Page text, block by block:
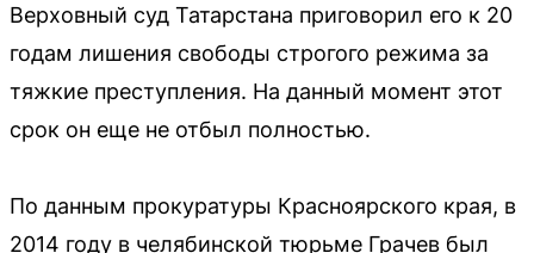
Верховный суд Татарстана приговорил его к 20
годам лишения свободы строгого режима за
тяжкие преступления. На данный момент этот
срок он еще не отбыл полностью.
По данным прокуратуры Красноярского края, в
2014 году в челябинской тюрьме Грачев был